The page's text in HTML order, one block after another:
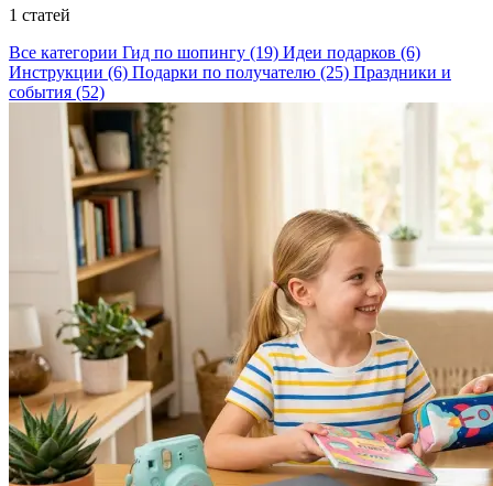
1 статей
Все категории Гид по шопингу (19) Идеи подарков (6)
Инструкции (6) Подарки по получателю (25) Праздники и
события (52)